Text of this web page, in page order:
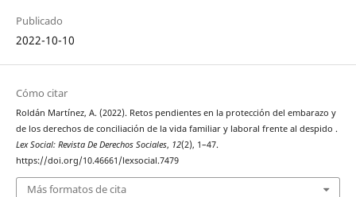
Publicado
2022-10-10
Cómo citar
Roldán Martínez, A. (2022). Retos pendientes en la protección del embarazo y
de los derechos de conciliación de la vida familiar y laboral frente al despido .
Lex Social: Revista De Derechos Sociales, 12(2), 1–47.
https://doi.org/10.46661/lexsocial.7479
Más formatos de cita